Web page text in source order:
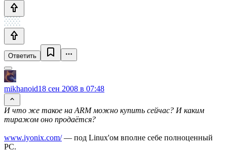
Ответить
mikhanoid18 сен 2008 в 07:48
И что же такое на ARM можно купить сейчас? И каким
тиражом оно продаётся?
www.iyonix.com/— под Linux'ом вполне себе полноценный
PC.